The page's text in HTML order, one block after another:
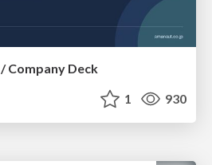
Company Deck
1 930